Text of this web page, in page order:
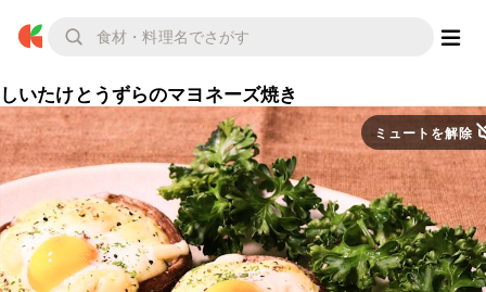
しいたけとうずらのマヨネーズ焼き
ミュートを解除